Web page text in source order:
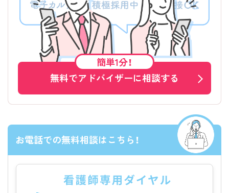
簡単1分！
無料でアドバイザーに相談する
お電話での無料相談はこちら！